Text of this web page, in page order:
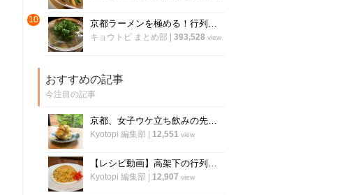
10 京都ラーメンを極める！行列必至の人気店「厳選12店」市内から郊外店まで
キョウトピ まとめ部 393,528 view
おすすめの記事
今注目の記事
京都、女子ウケ立ち飲みの先駆者「すいば」の人気メニュー『ポテトサラダ』の作り方
Kyotopi 編集部 12,551 view
【レシピ動画】高架下の行列ラーメン店「大中」にプロのチャーハンを教わる！
Kyotopi 編集部 12,907 view